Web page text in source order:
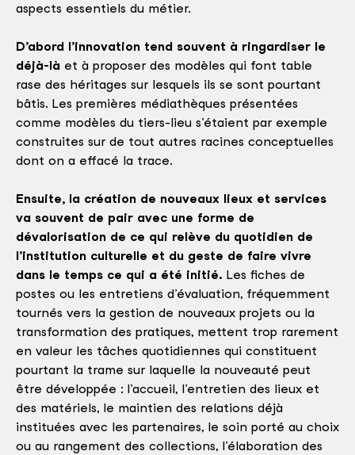
aspects essentiels du métier.
D’abord l’innovation tend souvent à ringardiser le
déjà-là et à proposer des modèles qui font table
rase des héritages sur lesquels ils se sont pourtant
bâtis. Les premières médiathèques présentées
comme modèles du tiers-lieu s’étaient par exemple
construites sur de tout autres racines conceptuelles
dont on a effacé la trace.
Ensuite, la création de nouveaux lieux et services
va souvent de pair avec une forme de
dévalorisation de ce qui relève du quotidien de
l’institution culturelle et du geste de faire vivre
dans le temps ce qui a été initié. Les fiches de
postes ou les entretiens d’évaluation, fréquemment
tournés vers la gestion de nouveaux projets ou la
transformation des pratiques, mettent trop rarement
en valeur les tâches quotidiennes qui constituent
pourtant la trame sur laquelle la nouveauté peut
être développée : l’accueil, l’entretien des lieux et
des matériels, le maintien des relations déjà
instituées avec les partenaires, le soin porté au choix
ou au rangement des collections, l’élaboration des